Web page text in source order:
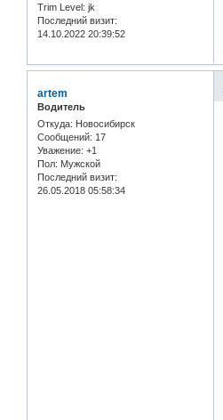
Trim Level: jk
Последний визит:
14.10.2022 20:39:52
artem
Водитель
Откуда: Новосибирск
Сообщений: 17
Уважение: +1
Пол: Мужской
Последний визит:
26.05.2018 05:58:34